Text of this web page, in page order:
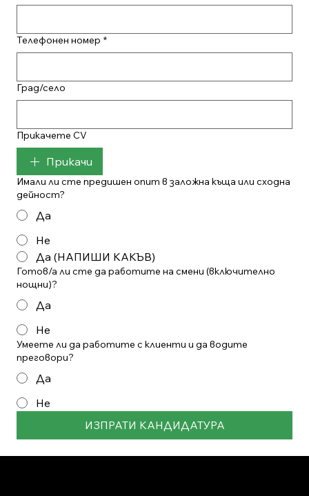
Телефонен номер *
Град/село
Прикачете CV
Прикачи
Имали ли сте предишен опит в заложна къща или сходна
дейност?
Да
Не
Да (НАПИШИ КАКЪВ)
Готов/а ли сте да работите на смени (включително
нощни)?
Да
Не
Умеете ли да работите с клиенти и да водите
преговори?
Да
Не
ИЗПРАТИ КАНДИДАТУРА